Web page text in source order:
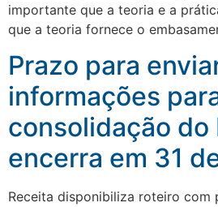
importante que a teoria e a
que a teoria fornece o
Prazo para
informações
consolidação do
encerra em 31
Receita disponibiliza roteiro com